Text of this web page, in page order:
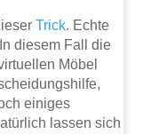
Trick. Echte
diesem Fall die
Möbel
einiges
lassen sich